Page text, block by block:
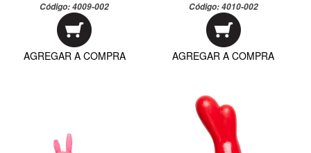
Código:4009-002
AGREGAR A COMPRA
Código:4010-002
AGREGAR A COMPRA